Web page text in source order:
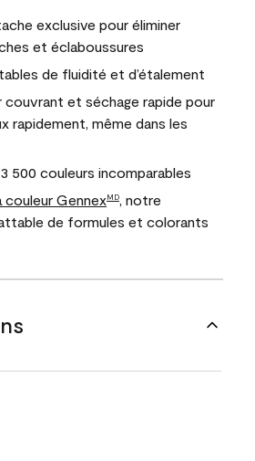
exclusive pour éliminer
et éclaboussures
de fluidité et d’étalement
couvrant et séchage rapide pour
rapidement, même dans les
500 couleurs incomparables
couleur GennexMD
, notre
de formules et colorants